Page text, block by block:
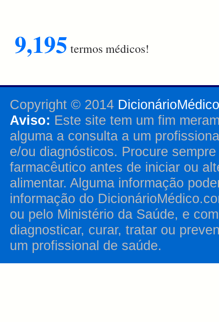
9,195 termos médicos!
Copyright © 2014
Aviso: Este site tem um fim
alguma a consulta a um
e/ou diagnósticos. Procure
farmacêutico antes de iniciar ou
alimentar. Alguma informação
informação do
ou pelo Ministério da Saúde, e
diagnosticar, curar, tratar ou
um profissional de saúde.